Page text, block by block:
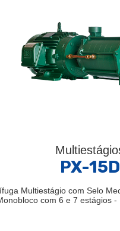
PX-15D
Multiestágio com Selo
com 6 e 7 estágios -